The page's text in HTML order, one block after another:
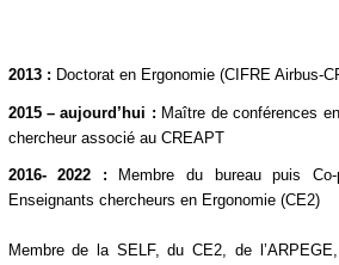
2013 : Doctorat en Ergonomie (CIFRE Airbus-
2015 – aujourd’hui : Maître de conférences
chercheur associé au CREAPT
2016- 2022 : Membre du bureau puis
Enseignants chercheurs en Ergonomie (CE2)
Membre de la SELF, du CE2, de